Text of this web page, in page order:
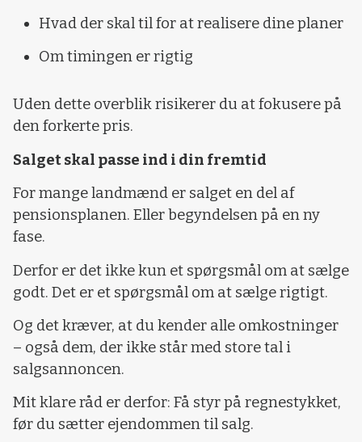
Hvad der skal til for at realisere dine planer
Om timingen er rigtig
Uden dette overblik risikerer du at fokusere på
den forkerte pris.
Salget skal passe ind i din fremtid
For mange landmænd er salget en del af
pensionsplanen. Eller begyndelsen på en ny
fase.
Derfor er det ikke kun et spørgsmål om at sælge
godt. Det er et spørgsmål om at sælge rigtigt.
Og det kræver, at du kender alle omkostninger
– også dem, der ikke står med store tal i
salgsannoncen.
Mit klare råd er derfor: Få styr på regnestykket,
før du sætter ejendommen til salg.